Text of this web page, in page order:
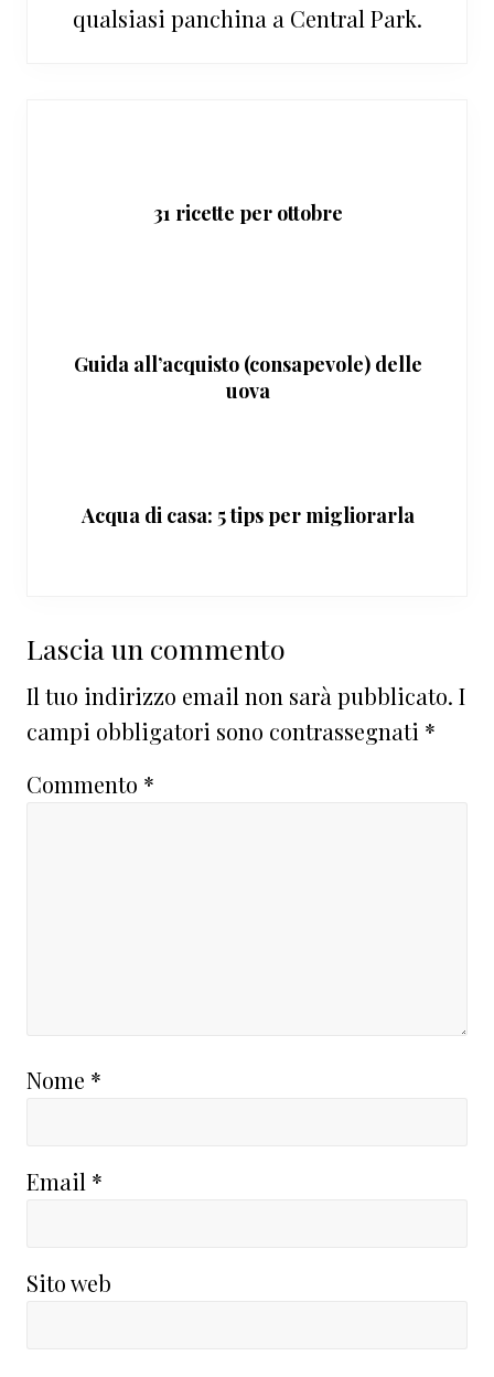
qualsiasi panchina a Central Park.
31 ricette per ottobre
Guida all’acquisto (consapevole) delle
uova
Acqua di casa: 5 tips per migliorarla
Interazioni
del
lettore
Lascia un commento
Il tuo indirizzo email non sarà pubblicato. I
campi obbligatori sono contrassegnati *
Commento *
Nome *
Email *
Sito web